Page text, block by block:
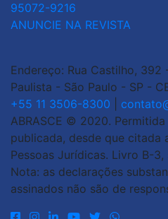
95072-9216
ANUNCIE NA REVISTA
Endereço: Rua Castilho,
Paulista - São Paulo - SP -
+55 11 3506-8300
ABRASCE © 2020.
publicada, desde que citada
Pessoas Jurídicas. Livro B-
Nota: as declarações
assinados não são de